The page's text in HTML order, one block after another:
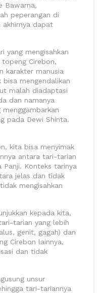
Bawarna,
peperangan di
akhirnya dapat
yang mengisahkan
topeng Cirebon,
karakter manusia
mengendalikan
malah diadaptasi
dan namanya
menggambarkan
pada Dewi Shinta.
kita bisa menyimak
antara tari-tarian
Konteks tarinya
jelas dan tidak
mengisahkan
kepada kita,
tarian yang lebih
genit, gagah) dan
Cirebon lainnya,
dan tidak
unsur
tari-tariannya